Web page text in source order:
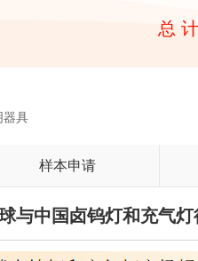
总 计
器具
样本申请
中国卤钨灯和充气灯